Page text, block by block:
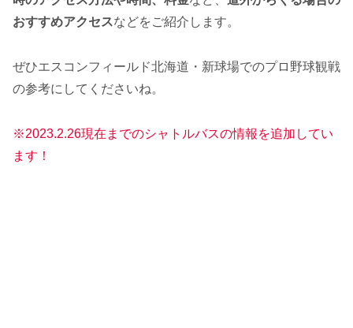
おすすめアクセスなどをご紹介します。
ぜひエスコンフィールド北海道・新球場でのプロ野球観戦
の参考にしてくださいね。
※2023.2.26現在までのシャトルバスの情報を追加してい
ます！